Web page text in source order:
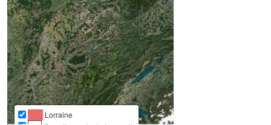
Lorraine